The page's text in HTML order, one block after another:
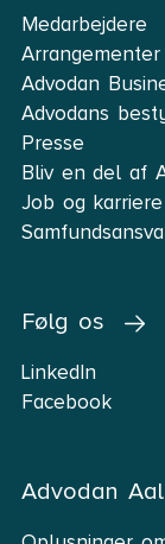
Medarbejdere
Arrangementer
Advodan
Advodans
Presse
Bliv en del af
Job og
Følg os
LinkedIn
Facebook
Advodan